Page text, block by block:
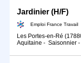
Jardinier (H/F)
Emploi France Travail
Les Portes-en-Ré
Aquitaine - Saisonnier -